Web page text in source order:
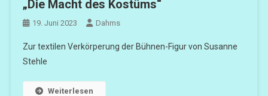
„Die Macht des Kostüms“
19. Juni 2023 Dahms
Zur textilen Verkörperung der Bühnen-Figur von Susanne
Stehle
Weiterlesen